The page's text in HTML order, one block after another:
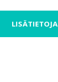
LISÄTIETOJA